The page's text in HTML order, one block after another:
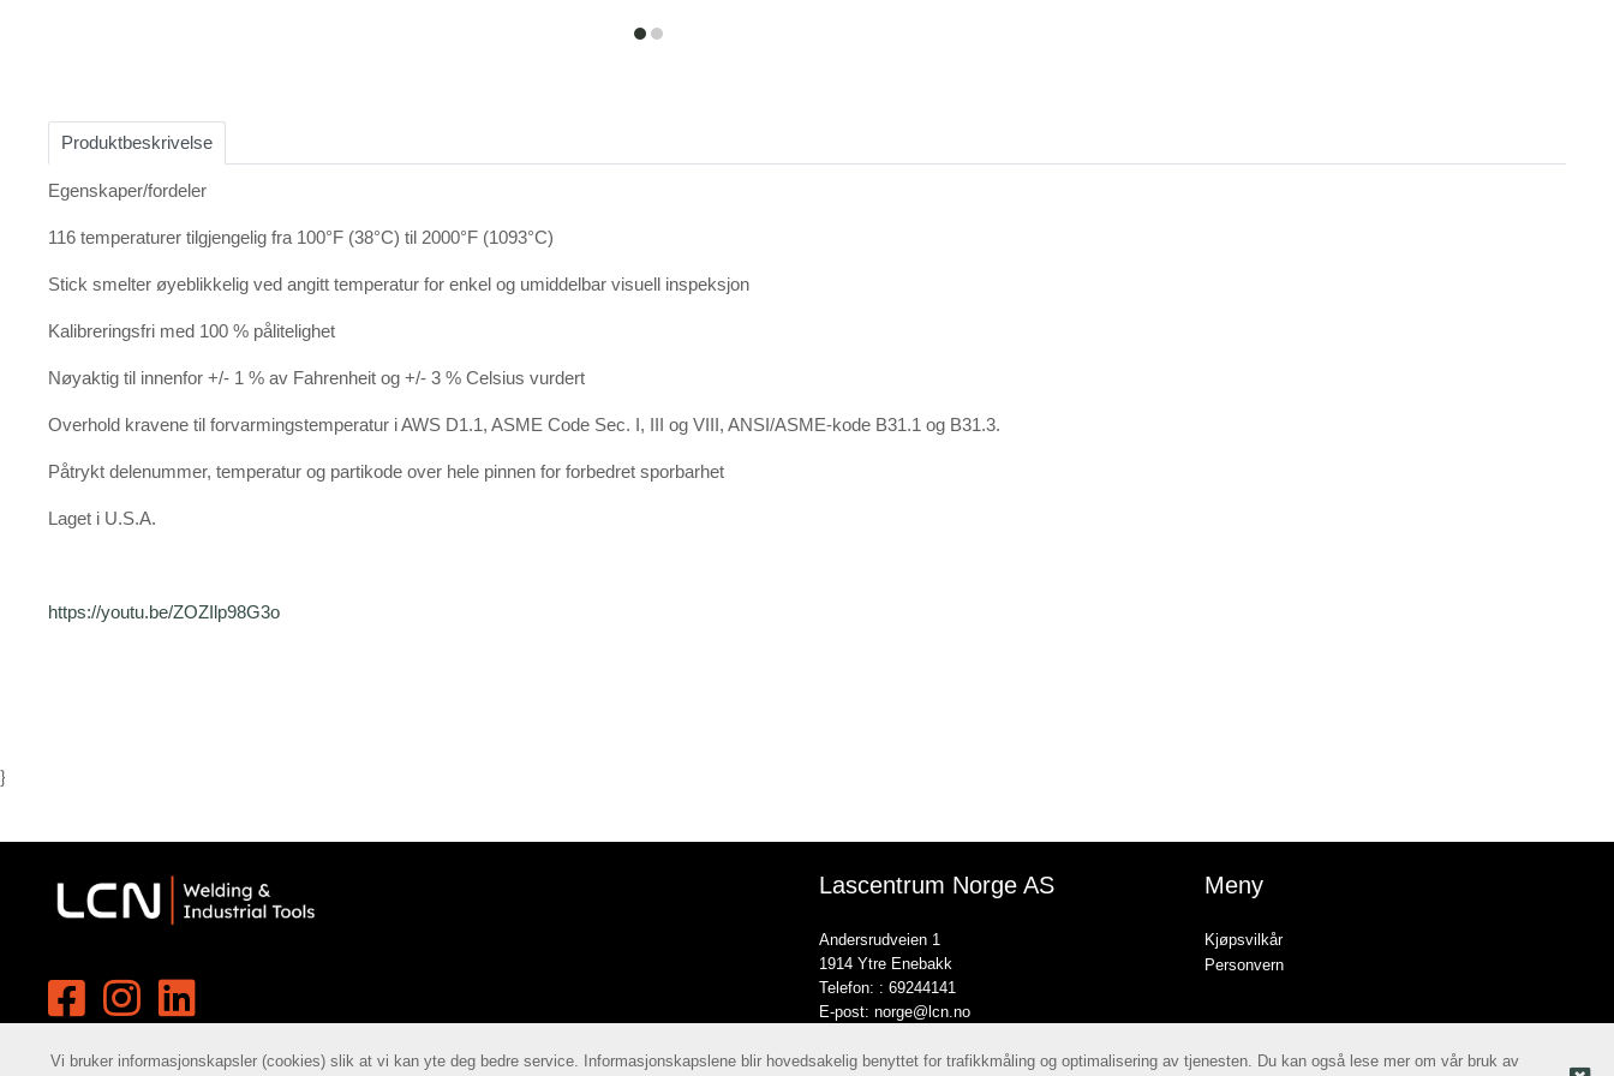
itemitem
Produktbeskrivelse
Egenskaper/fordeler
116 temperaturer tilgjengelig fra 100°F (38°C) til 2000°F (1093°C)
Stick smelter øyeblikkelig ved angitt temperatur for enkel og umiddelbar visuell inspeksjon
Kalibreringsfri med 100 % pålitelighet
Nøyaktig til innenfor +/- 1 % av Fahrenheit og +/- 3 % Celsius vurdert
Overhold kravene til forvarmingstemperatur i AWS D1.1, ASME Code Sec. I, III og VIII, ANSI/ASME-kode B31.1 og B31.3.
Påtrykt delenummer, temperatur og partikode over hele pinnen for forbedret sporbarhet
Laget i U.S.A.
https://youtu.be/ZOZIlp98G3o
}
Lascentrum Norge AS
Andersrudveien 1
1914 Ytre Enebakk
Telefon: : 69244141
E-post: norge@lcn.no
Meny
Kjøpsvilkår
Personvern
Vi bruker informasjonskapsler (cookies) slik at vi kan yte deg bedre service. Informasjonskapslene blir hovedsakelig benyttet for trafikkmåling og optimalisering av tjenesten. Du kan også lese mer om vår bruk av